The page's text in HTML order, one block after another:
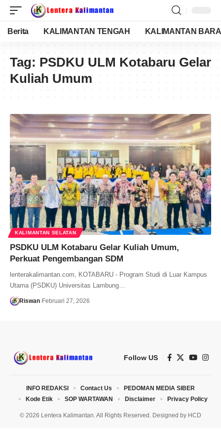
Berita KALIMANTAN TENGAH KALIMANTAN
Tag: PSDKU ULM Kotabaru Gelar
Kuliah Umum
KALIMANTAN SELATAN
PSDKU ULM Kotabaru Gelar Kuliah Umum,
Perkuat Pengembangan SDM
lenterakalimantan.com, KOTABARU - Program Studi di Luar Kampus
Utama (PSDKU) Universitas Lambung…
Riswan Februari 27, 2026
Follow US
© 2026 Lentera Kalimantan. All Rights Reserved. Designed by HCD
INFO REDAKSI Contact Us
PEDOMAN MEDIA SIBER
Kode Etik
SOP WARTAWAN Disclaimer Privacy Policy